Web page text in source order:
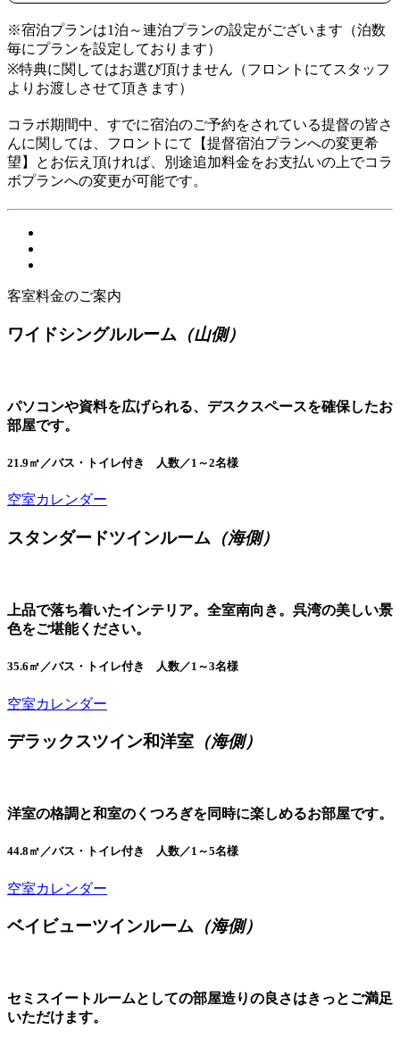
※宿泊プランは1泊～連泊プランの設定がございます（泊数
毎にプランを設定しております）
※特典に関してはお選び頂けません（フロントにてスタッフ
よりお渡しさせて頂きます）
コラボ期間中、すでに宿泊のご予約をされている提督の皆さ
んに関しては、フロントにて【提督宿泊プランへの変更希
望】とお伝え頂ければ、別途追加料金をお支払いの上でコラ
ボプランへの変更が可能です。
客室料金のご案内
ワイドシングルルーム （山側）
パソコンや資料を広げられる、デスクスペースを確保したお
部屋です。
21.9㎡／バス・トイレ付き 人数／1～2名様
空室カレンダー
スタンダードツインルーム （海側）
上品で落ち着いたインテリア。全室南向き。呉湾の美しい景
色をご堪能ください。
35.6㎡／バス・トイレ付き 人数／1～3名様
空室カレンダー
デラックスツイン和洋室 （海側）
洋室の格調と和室のくつろぎを同時に楽しめるお部屋です。
44.8㎡／バス・トイレ付き 人数／1～5名様
空室カレンダー
ベイビューツインルーム （海側）
セミスイートルームとしての部屋造りの良さはきっとご満足
いただけます。